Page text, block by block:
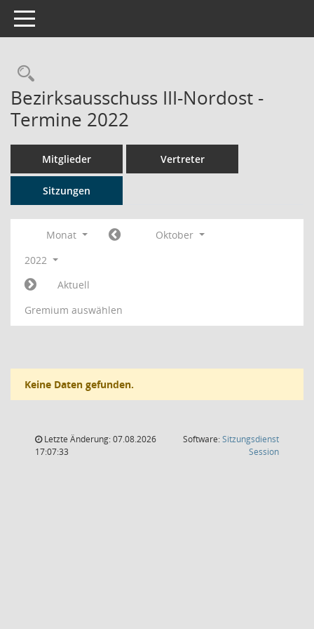
Toggle navigation
Rechercheauswahl
Bezirksausschuss III-Nordost -
Termine 2022
Mitglieder Vertreter
Sitzungen
Monat
Oktober
2022
Aktuell
Gremium auswählen
Keine Daten gefunden.
Letzte Änderung: 07.08.2026
17:07:33
Software:Sitzungsdienst
Session(Wird in